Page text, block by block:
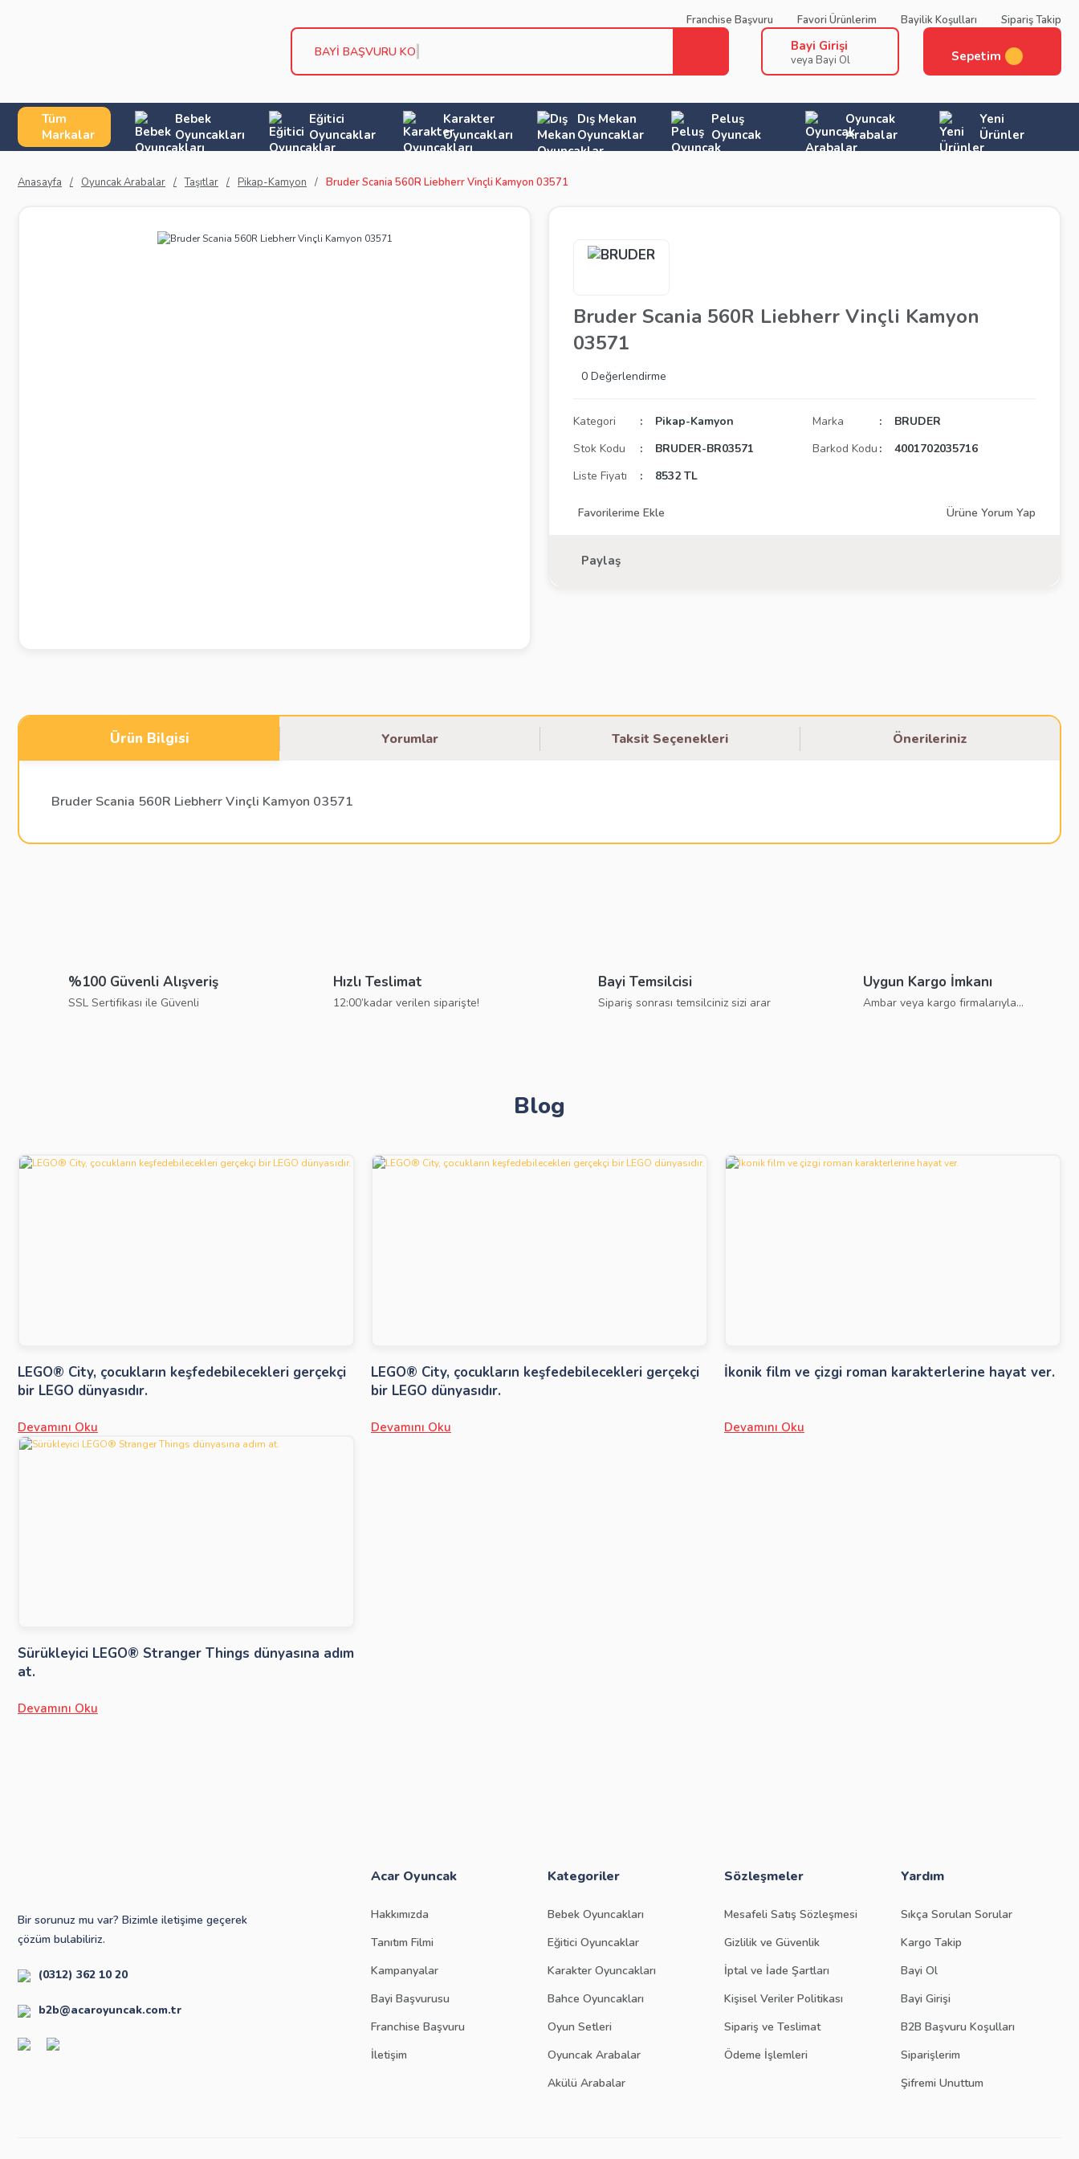
Franchise Başvuru Favori Ürünlerim Bayilik Koşulları Sipariş Takip
BAYİ BAŞVURU KOŞUL Bayi Girişi
veya Bayi Ol Sepetim
Tüm
Markalar
Bebek
Oyuncakları
Eğitici
Oyuncaklar
Karakter
Oyuncakları
Dış Mekan
Oyuncaklar
Peluş
Oyuncak
Oyuncak
Arabalar
Yeni
Ürünler
Anasayfa Oyuncak Arabalar Taşıtlar Pikap-Kamyon Bruder Scania 560R Liebherr Vinçli Kamyon 03571
Bruder Scania 560R Liebherr Vinçli Kamyon
03571
0 Değerlendirme
Kategori Pikap-Kamyon Marka
BRUDER
Stok Kodu
BRUDER-BR03571 Barkod Kodu
4001702035716
Liste Fiyatı
8532 TL
Ürüne Yorum Yap
Paylaş
Ürün Bilgisi Yorumlar Taksit Seçenekleri Önerileriniz
Bruder Scania 560R Liebherr Vinçli Kamyon 03571
Ürün bilgilerinde hatalar bulunuyor.
%100 Güvenli Alışveriş
SSL Sertifikası ile Güvenli
Hızlı Teslimat
12:00’kadar verilen siparişte!
Bayi Temsilcisi
Sipariş sonrası temsilciniz sizi arar
Uygun Kargo İmkanı
Ambar veya kargo firmalarıyla...
Blog
LEGO® City, çocukların keşfedebilecekleri gerçekçi
bir LEGO dünyasıdır.
Devamını Oku
LEGO® City, çocukların keşfedebilecekleri gerçekçi
bir LEGO dünyasıdır.
Devamını Oku
İkonik film ve çizgi roman karakterlerine hayat ver.
Devamını Oku
Sürükleyici LEGO® Stranger Things dünyasına adım
at.
Devamını Oku
Bir sorunuz mu var? Bizimle iletişime geçerek
çözüm bulabiliriz.
(0312) 362 10 20
b2b@acaroyuncak.com.tr
Acar Oyuncak
Hakkımızda
Tanıtım Filmi
Kampanyalar
Bayi Başvurusu
Franchise Başvuru
İletişim
Kategoriler
Bebek Oyuncakları
Eğitici Oyuncaklar
Karakter Oyuncakları
Bahce Oyuncakları
Oyun Setleri
Oyuncak Arabalar
Akülü Arabalar
Sözleşmeler
Mesafeli Satış Sözleşmesi
Gizlilik ve Güvenlik
İptal ve İade Şartları
Kişisel Veriler Politikası
Sipariş ve Teslimat
Ödeme İşlemleri
Yardım
Sıkça Sorulan Sorular
Kargo Takip
Bayi Ol
Bayi Girişi
B2B Başvuru Koşulları
Siparişlerim
Şifremi Unuttum